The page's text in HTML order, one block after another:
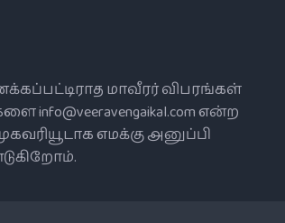
மாவீரர் விபரங்கள்
info@veeravengaikal.com என்ற
எமக்கு அனுப்பி